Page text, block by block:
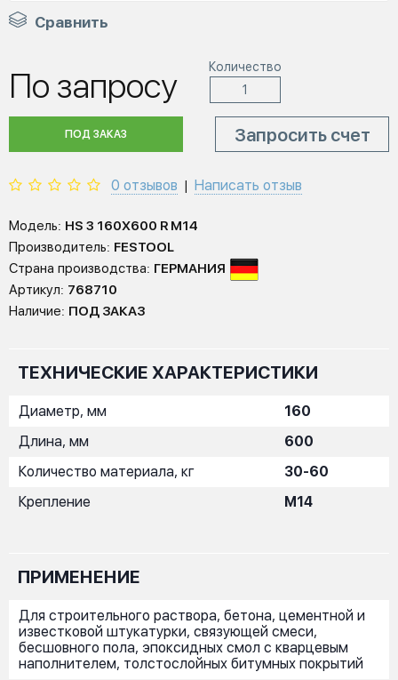
Сравнить
По запросу Количество
ПОД ЗАКАЗ Запросить счет
0 отзывов Написать отзыв
Модель: HS 3 160X600 R M14
Производитель: FESTOOL
Страна производства: ГЕРМАНИЯ
Артикул: 768710
Наличие: ПОД ЗАКАЗ
ТЕХНИЧЕСКИЕ ХАРАКТЕРИСТИКИ
Диаметр, мм
160
Длина, мм
600
Количество материала, кг
30-60
Крепление
M14
ПРИМЕНЕНИЕ
Для строительного раствора, бетона, цементной и
известковой штукатурки, связующей смеси,
бесшовного пола, эпоксидных смол с кварцевым
наполнителем, толстослойных битумных покрытий